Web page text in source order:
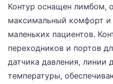
Контур оснащен лимбом,
максимальный комфорт и
маленьких пациентов.
переходников и портов
датчика давления, линии
температуры,